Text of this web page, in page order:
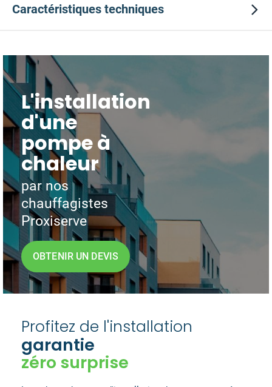
Caractéristiques techniques
L'installation
d'une
pompe à
chaleur
par nos
chauffagistes
Proxiserve
OBTENIR UN DEVIS
Profitez de l'installation
garantie
zéro surprise